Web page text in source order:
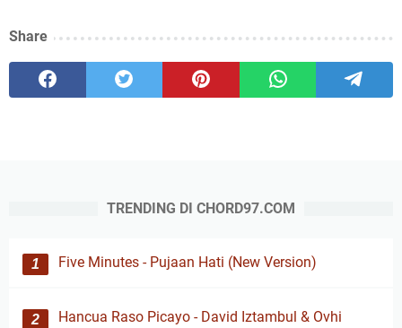
Share
TRENDING DI CHORD97.COM
Five Minutes - Pujaan Hati (New Version)
Hancua Raso Picayo - David Iztambul & Ovhi